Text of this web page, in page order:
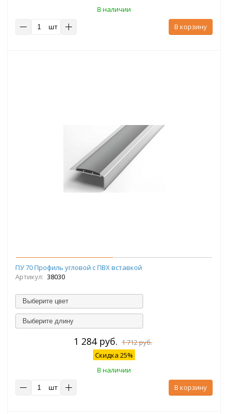
В наличии
шт
В корзину
ПУ 70 Профиль угловой с ПВХ вставкой
Артикул: 38030
Выберите цвет
Выберите длину
1 284 руб. 1 712 руб.
Скидка 25%
В наличии
шт
В корзину